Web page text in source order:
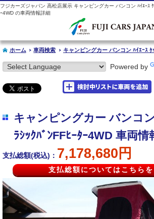
フジカーズジャパン 高松店展示 キャンピングカー バンコン ﾊｲｴｰｽ ｹ
ｰ4WD の車両情報詳細
ホーム 車両検索 キャンピングカー バンコン ﾊｲｴｰｽ
Powered by
キャンピングカー バンコン
ﾗｼｯｸﾊﾞﾝFFﾋｰﾀｰ4WD 車両情
支払総額(税込)： 7,178,680円
支払総額についてはこちら